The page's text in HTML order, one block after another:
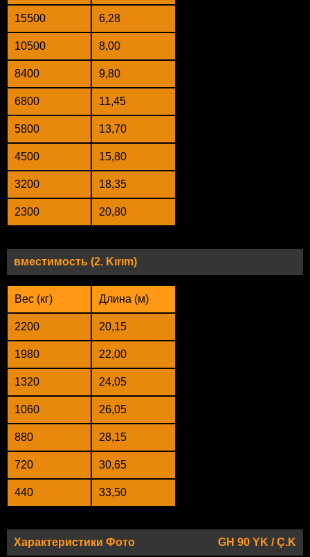
15500 6,28
10500 8,00
8400 9,80
6800 11,45
5800 13,70
4500 15,80
3200 18,35
2300 20,80
вместимость (2. Kırım)
Вес (кг) Длина (м)
2200 20,15
1980 22,00
1320 24,05
1060 26,05
880 28,15
720 30,65
440 33,50
Характеристики Фото GH 90 YK / Ç.K